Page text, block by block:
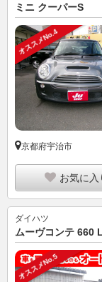
ミニ クーパーS
オススメNo.4
京都府宇治市
お気に入
ダイハツ
ムーヴコンテ 660
オススメNo.5